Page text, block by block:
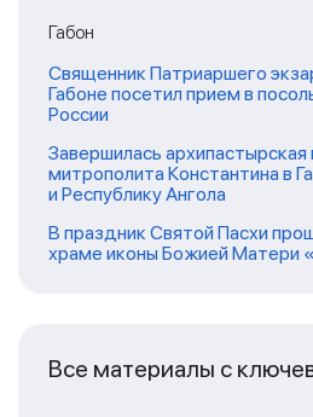
Габон
Священник Патриаршего
Габоне посетил прием в
России
Завершилась архипастырская
митрополита Константина в
и Республику Ангола
В праздник Святой Пасхи
храме иконы Божией Матери
Все материалы с